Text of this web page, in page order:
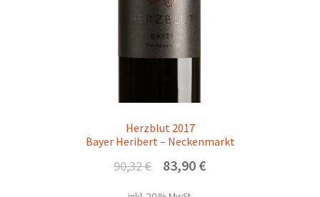
Herzblut 2017
Bayer Heribert – Neckenmarkt
90,32€
Ursprünglicher
83,90 €Aktueller